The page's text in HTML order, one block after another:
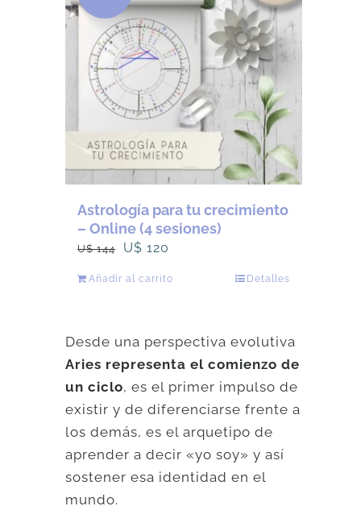
Astrología para tu crecimiento
– Online (4 sesiones)
U$144
El
144.
U$120
120.
Añadir al carrito Detalles
Desde una perspectiva evolutiva
Aries representa el comienzo de
un ciclo, es el primer impulso de
existir y de diferenciarse frente a
los demás, es el arquetipo de
aprender a decir «yo soy» y así
sostener esa identidad en el
mundo.